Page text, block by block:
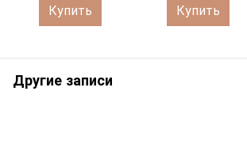
Купить Купить
Другие записи